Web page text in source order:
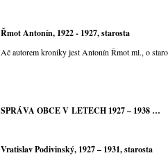
Řmot Antonín, 1922 - 1927, starosta
Ač autorem kroniky jest Antonín Řmot ml., o
SPRÁVA OBCE V LETECH 1927 – 1938 …
Vratislav Podivinský, 1927 – 1931, starosta